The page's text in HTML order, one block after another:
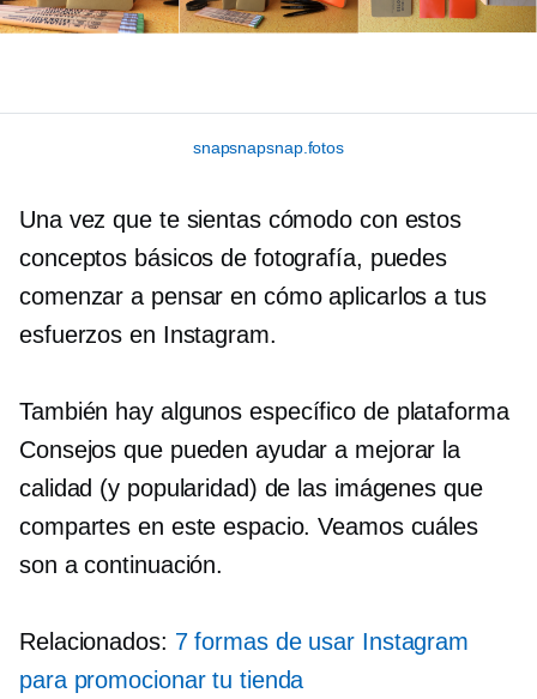
snapsnapsnap.fotos
Una vez que te sientas cómodo con estos
conceptos básicos de fotografía, puedes
comenzar a pensar en cómo aplicarlos a tus
esfuerzos en Instagram.
También hay algunos específico de plataforma
Consejos que pueden ayudar a mejorar la
calidad (y popularidad) de las imágenes que
compartes en este espacio. Veamos cuáles
son a continuación.
Relacionados: 7 formas de usar Instagram
para promocionar tu tienda